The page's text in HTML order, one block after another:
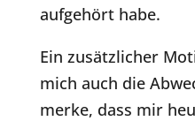
aufgehört habe.
Ein zusätzlicher
mich auch die
merke, dass mir